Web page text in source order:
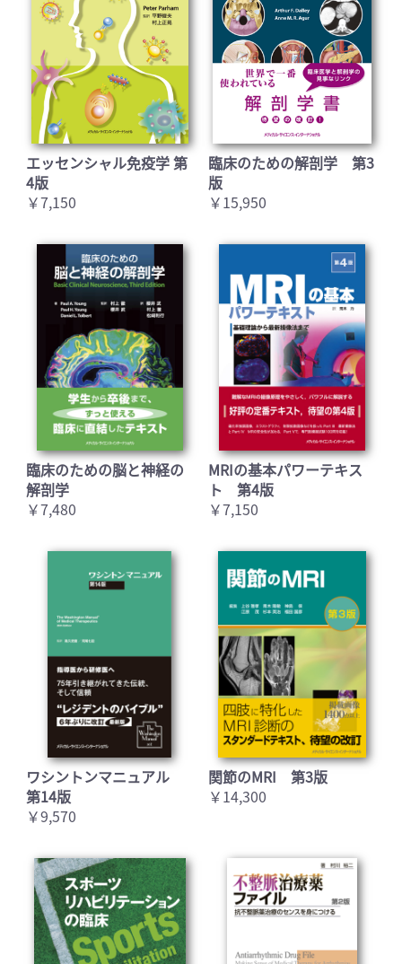
エッセンシャル免疫学 第
4版
￥7,150
臨床のための解剖学 第3
版
￥15,950
臨床のための脳と神経の
解剖学
￥7,480
MRIの基本パワーテキス
ト 第4版
￥7,150
ワシントンマニュアル
第14版
￥9,570
関節のMRI 第3版
￥14,300